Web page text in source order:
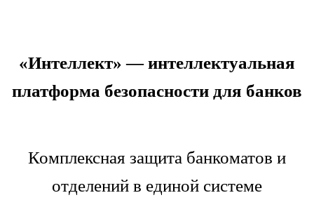
«Интеллект» — интеллектуальная
платформа безопасности для банков
Комплексная защита банкоматов и
отделений в единой системе